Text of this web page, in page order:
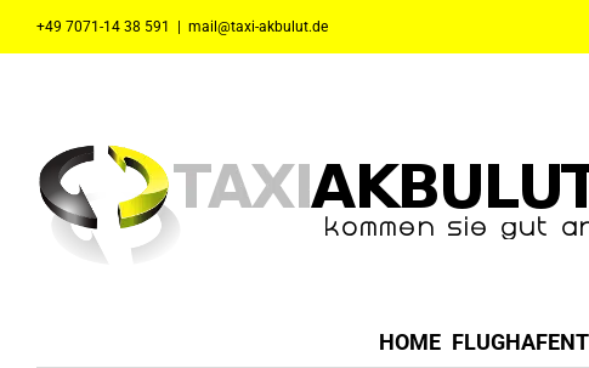
+49 7071-14 38 591 mail@taxi-akbulut.de
HOME